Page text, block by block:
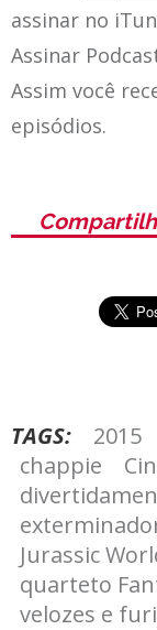
assinar no
Assinar
Assim você
episódios.
TAGS: 2015
chappie
Jurassic
quarteto
velozes e